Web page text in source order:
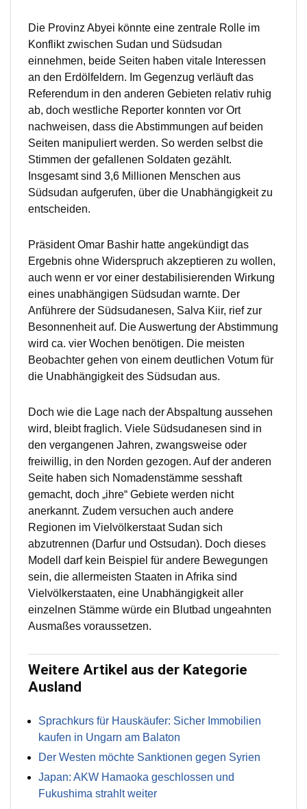
Die Provinz Abyei könnte eine zentrale Rolle im
Konflikt zwischen Sudan und Südsudan
einnehmen, beide Seiten haben vitale Interessen
an den Erdölfeldern. Im Gegenzug verläuft das
Referendum in den anderen Gebieten relativ ruhig
ab, doch westliche Reporter konnten vor Ort
nachweisen, dass die Abstimmungen auf beiden
Seiten manipuliert werden. So werden selbst die
Stimmen der gefallenen Soldaten gezählt.
Insgesamt sind 3,6 Millionen Menschen aus
Südsudan aufgerufen, über die Unabhängigkeit zu
entscheiden.
Präsident Omar Bashir hatte angekündigt das
Ergebnis ohne Widerspruch akzeptieren zu wollen,
auch wenn er vor einer destabilisierenden Wirkung
eines unabhängigen Südsudan warnte. Der
Anführere der Südsudanesen, Salva Kiir, rief zur
Besonnenheit auf. Die Auswertung der Abstimmung
wird ca. vier Wochen benötigen. Die meisten
Beobachter gehen von einem deutlichen Votum für
die Unabhängigkeit des Südsudan aus.
Doch wie die Lage nach der Abspaltung aussehen
wird, bleibt fraglich. Viele Südsudanesen sind in
den vergangenen Jahren, zwangsweise oder
freiwillig, in den Norden gezogen. Auf der anderen
Seite haben sich Nomadenstämme sesshaft
gemacht, doch „ihre“ Gebiete werden nicht
anerkannt. Zudem versuchen auch andere
Regionen im Vielvölkerstaat Sudan sich
abzutrennen (Darfur und Ostsudan). Doch dieses
Modell darf kein Beispiel für andere Bewegungen
sein, die allermeisten Staaten in Afrika sind
Vielvölkerstaaten, eine Unabhängigkeit aller
einzelnen Stämme würde ein Blutbad ungeahnten
Ausmaßes voraussetzen.
Weitere Artikel aus der Kategorie
Ausland
Sprachkurs für Hauskäufer: Sicher Immobilien
kaufen in Ungarn am Balaton
Der Westen möchte Sanktionen gegen Syrien
Japan: AKW Hamaoka geschlossen und
Fukushima strahlt weiter